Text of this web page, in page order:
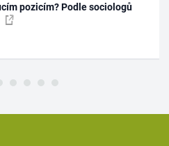
pozicím? Podle sociologů